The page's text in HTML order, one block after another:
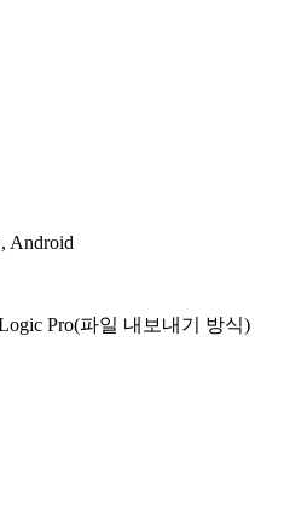
Android
Pro(파일 내보내기 방식)